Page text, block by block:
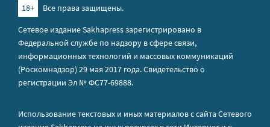
18+
Все права защищены.
Сетевое издание Sakhapress зарегистрировано в
Федеральной службе по надзору в сфере связи,
информационных технологий и массовых коммуникаций
(Роскомнадзор) 29 мая 2017 года. Свидетельство о
регистрации Эл № ФС77-69888.
Использование текстовых и иных материалов с сайта Сетевого